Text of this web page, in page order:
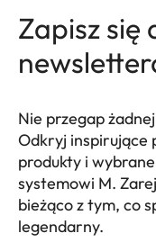
Zapisz się
Nie przegap
Odkryj inspirujące
produkty i
systemowi M.
bieżąco z tym, co
legendarny.